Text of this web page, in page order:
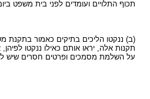
תכוף התלויים ועומדים לפני בית משפט
(ב) ננקטו הליכים בתיקים כאמור בתקנת
תקנות אלה, יראו אותם כאילו ננקטו
על השלמת מסמכים ופרטים חסרים שיש